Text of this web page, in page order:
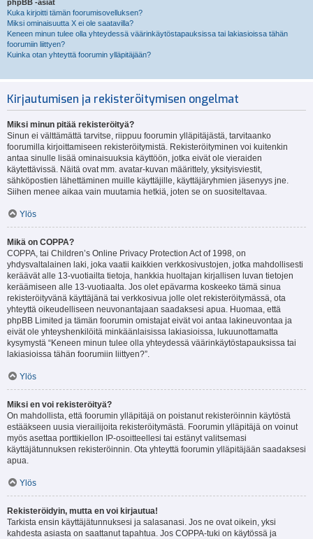
phpBB -asiat
Kuka kirjoitti tämän foorumisovelluksen?
Miksi ominaisuutta X ei ole saatavilla?
Keneen minun tulee olla yhteydessä väärinkäytöstapauksissa tai lakiasioissa tähän
foorumiin liittyen?
Kuinka otan yhteyttä foorumin ylläpitäjään?
Kirjautumisen ja rekisteröitymisen ongelmat
Miksi minun pitää rekisteröityä?
Sinun ei välttämättä tarvitse, riippuu foorumin ylläpitäjästä, tarvitaanko
foorumilla kirjoittamiseen rekisteröitymistä. Rekisteröityminen voi kuitenkin
antaa sinulle lisää ominaisuuksia käyttöön, jotka eivät ole vieraiden
käytettävissä. Näitä ovat mm. avatar-kuvan määrittely, yksityisviestit,
sähköpostien lähettäminen muille käyttäjille, käyttäjäryhmien jäsenyys jne.
Siihen menee aikaa vain muutamia hetkiä, joten se on suositeltavaa.
Ylös
Mikä on COPPA?
COPPA, tai Children’s Online Privacy Protection Act of 1998, on
yhdysvaltalainen laki, joka vaatii kaikkien verkkosivustojen, jotka mahdollisesti
keräävät alle 13-vuotiailta tietoja, hankkia huoltajan kirjallisen luvan tietojen
keräämiseen alle 13-vuotiaalta. Jos olet epävarma koskeeko tämä sinua
rekisteröityvänä käyttäjänä tai verkkosivua jolle olet rekisteröitymässä, ota
yhteyttä oikeudelliseen neuvonantajaan saadaksesi apua. Huomaa, että
phpBB Limited ja tämän foorumin omistajat eivät voi antaa lakineuvontaa ja
eivät ole yhteyshenkilöitä minkäänlaisissa lakiasioissa, lukuunottamatta
kysymystä “Keneen minun tulee olla yhteydessä väärinkäytöstapauksissa tai
lakiasioissa tähän foorumiin liittyen?”.
Ylös
Miksi en voi rekisteröityä?
On mahdollista, että foorumin ylläpitäjä on poistanut rekisteröinnin käytöstä
estääkseen uusia vierailijoita rekisteröitymästä. Foorumin ylläpitäjä on voinut
myös asettaa porttikiellon IP-osoitteellesi tai estänyt valitsemasi
käyttäjätunnuksen rekisteröinnin. Ota yhteyttä foorumin ylläpitäjään saadaksesi
apua.
Ylös
Rekisteröidyin, mutta en voi kirjautua!
Tarkista ensin käyttäjätunnuksesi ja salasanasi. Jos ne ovat oikein, yksi
kahdesta asiasta on saattanut tapahtua. Jos COPPA-tuki on käytössä ja